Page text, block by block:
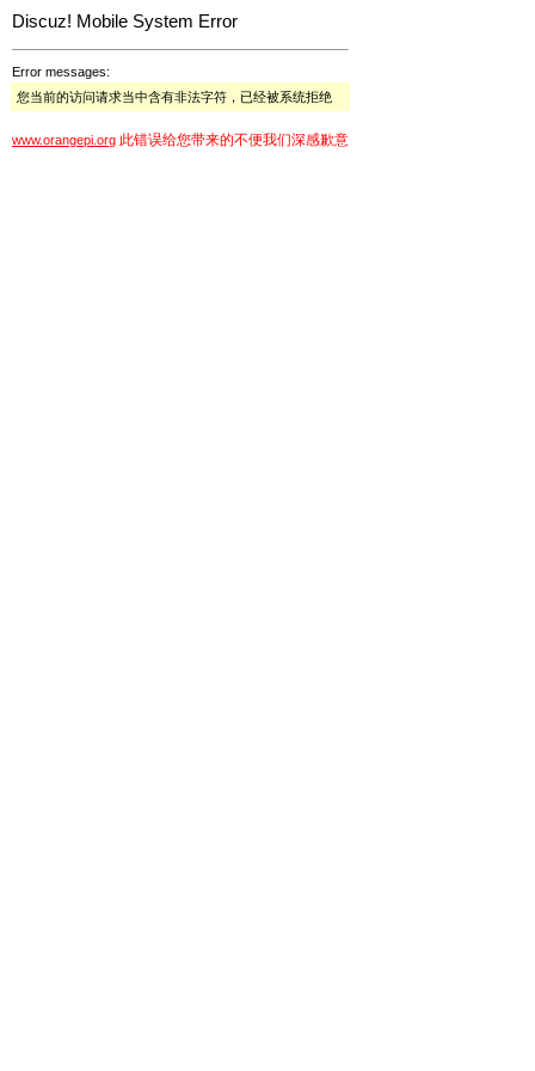
Discuz! Mobile System Error
Error messages:
您当前的访问请求当中含有非法字符，已经被系统拒绝
www.orangepi.org 此错误给您带来的不便我们深感歉意